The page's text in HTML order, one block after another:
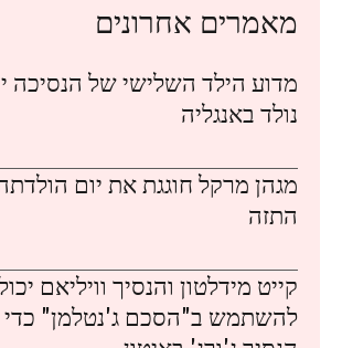
מאמרים אחרונים
מדוע הילד השלישי של הנסיכה
נולד באנגליה
התזה
קייט מידלטון והנסיך וויליאם
להשתמש ב"הסכם ג'נטלמן" כדי